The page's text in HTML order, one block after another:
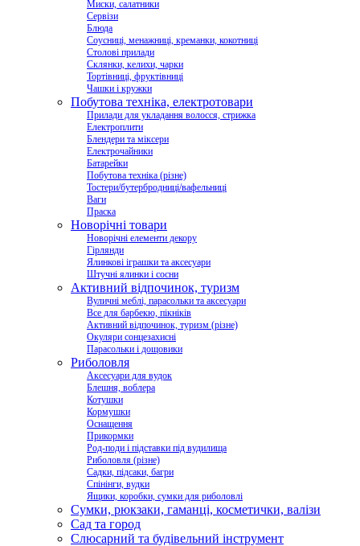
Миски, салатники
Сервізи
Блюда
Соусниці, менажниці, креманки, кокотниці
Столові прилади
Склянки, келихи, чарки
Тортівниці, фруктівниці
Чашки і кружки
Побутова техніка, електротовари
Прилади для укладання волосся, стрижка
Електроплити
Блендери та міксери
Електрочайники
Батарейки
Побутова техніка (різне)
Тостери/бутербродниці/вафельниці
Ваги
Праска
Новорічні товари
Новорічні елементи декору
Гірлянди
Ялинкові іграшки та аксесуари
Штучні ялинки і сосни
Активний відпочинок, туризм
Вуличні меблі, парасольки та аксесуари
Все для барбекю, пікніків
Активний відпочинок, туризм (різне)
Окуляри сонцезахисні
Парасольки і дощовики
Риболовля
Аксесуари для вудок
Блешня, воблера
Котушки
Кормушки
Оснащення
Прикормки
Род-поди і підставки під вудилища
Риболовля (різне)
Садки, підсаки, багри
Спінінги, вудки
Ящики, коробки, сумки для риболовлі
Сумки, рюкзаки, гаманці, косметички, валізи
Сад та город
Слюсарний та будівельний інструмент